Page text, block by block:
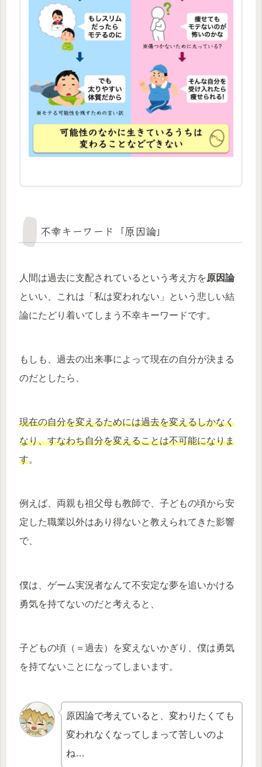
不幸キーワード「原因論」
人間は過去に支配されているという考え方を原因論
といい、これは「私は変われない」という悲しい結
論にたどり着いてしまう不幸キーワードです。
もしも、過去の出来事によって現在の自分が決まる
のだとしたら、
現在の自分を変えるためには過去を変えるしかなく
なり、すなわち自分を変えることは不可能になりま
す。
例えば、両親も祖父母も教師で、子どもの頃から安
定した職業以外はあり得ないと教えられてきた影響
で、
僕は、ゲーム実況者なんて不安定な夢を追いかける
勇気を持てないのだと考えると、
子どもの頃（＝過去）を変えないかぎり、僕は勇気
を持てないことになってしまいます。
原因論で考えていると、変わりたくても
変われなくなってしまって苦しいのよ
ね…